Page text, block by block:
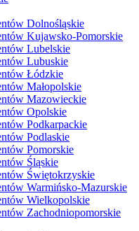
Dolnośląskie
Kujawsko-Pomorskie
Lubelskie
Lubuskie
Łódzkie
Małopolskie
Mazowieckie
Opolskie
Podkarpackie
Podlaskie
Pomorskie
Śląskie
Świętokrzyskie
Warmińsko-Mazurskie
Wielkopolskie
Zachodniopomorskie